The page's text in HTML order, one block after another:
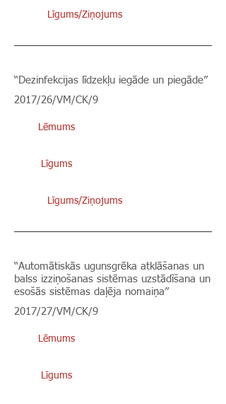
Līgums/Ziņojums
“Dezinfekcijas līdzekļu iegāde un piegāde”
2017/26/VM/CK/9
Lēmums
Līgums
Līgums/Ziņojums
“Automātiskās ugunsgrēka atklāšanas un
balss izziņošanas sistēmas uzstādīšana un
esošās sistēmas daļēja nomaiņa”
2017/27/VM/CK/9
Lēmums
Līgums